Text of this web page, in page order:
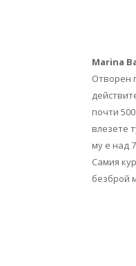
Marina
Отворен
почти
влезете
му е над
Самия
безброй